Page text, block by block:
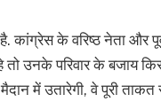
के वरिष्ठ नेता और
तो उनके परिवार के बजाय
में उतारेगी, वे पूरी